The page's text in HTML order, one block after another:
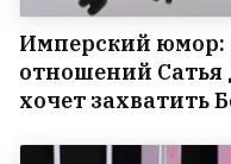
Имперский юмор:
отношений
хочет захватить